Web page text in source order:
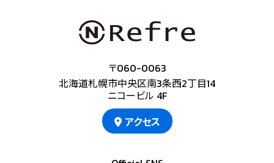
〒060-0063
北海道札幌市中央区南3条西2丁目14
ニコービル 4F
アクセス